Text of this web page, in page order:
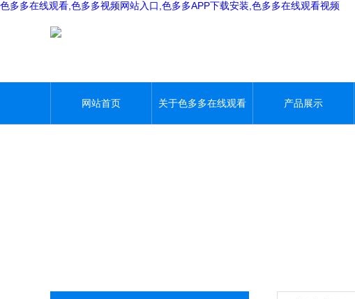
色多多在线观看,色多多视频网站入口,色多多APP下载安装,色多多在线观看视频
网站首页 关于色多多在线观看 产品展示